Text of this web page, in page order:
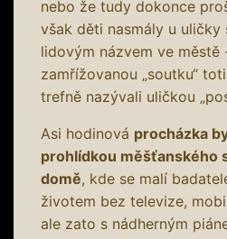
nebo že tudy dokonce
však děti nasmály u uličky
lidovým názvem ve městě
zamřížovanou „soutku“
trefně nazývali uličkou
Asi hodinová procházka
prohlídkou měšťanského
domě, kde se malí
životem bez televize,
ale zato s nádherným